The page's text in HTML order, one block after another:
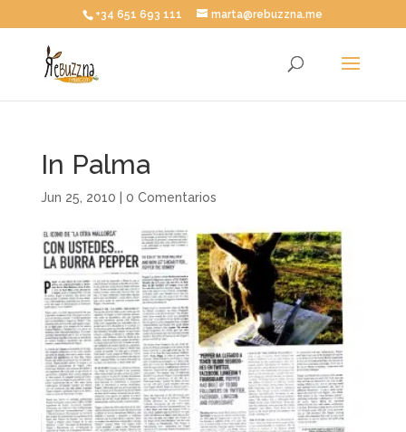
+34 651 693 111 marta@rebuzzna.me
In Palma
Jun 25, 2010 0 Comentarios